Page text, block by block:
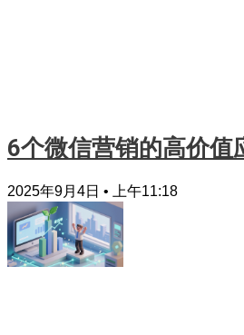
6个微信营销的高价值
2025年9月4日 上午11:18